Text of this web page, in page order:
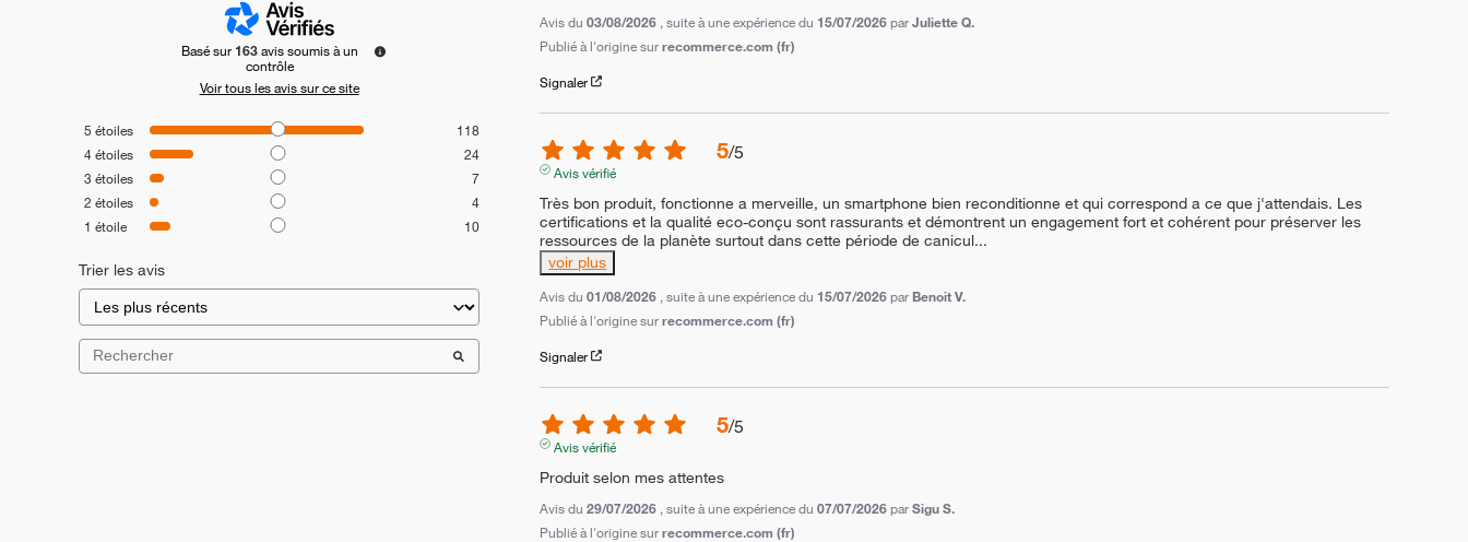
Basé sur 163 avis soumis à un
contrôle
Voir tous les avis sur ce site
5 étoiles
118
4étoiles
24
3 étoiles
7
2 étoiles
4
1 étoile 10
Trier les avis
Avis du03/08/2026 , suite à une expérience du 15/07/2026 parJuliette Q.
Publié à l'origine surrecommerce.com (fr)
Signaler
5/5
Avis vérifié
Très bon produit, fonctionne a merveille, un smartphone bien reconditionne et qui correspond a ce que j'attendais. Les
certifications et la qualité eco-conçu sont rassurants et démontrent un engagement fort et cohérent pour préserver les
ressources de la planète surtout dans cette période de canicul...
voir plus
Avis du01/08/2026 , suite à une expérience du 15/07/2026 par Benoit V.
Publié à l'origine surrecommerce.com (fr)
Signaler
5/5
Avis vérifié
Produit selon mes attentes
Avis du29/07/2026 , suite à une expérience du07/07/2026 parSigu S.
Publié à l'origine surrecommerce.com (fr)